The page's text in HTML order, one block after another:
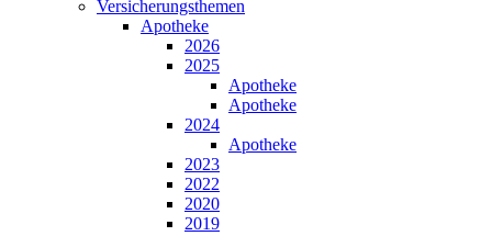
Versicherungsthemen
Apotheke
2026
2025
Apotheke
Apotheke
2024
Apotheke
2023
2022
2020
2019